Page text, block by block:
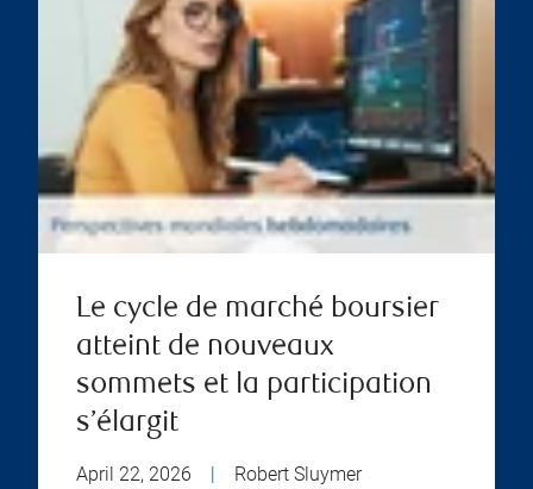
Le cycle de marché boursier
atteint de nouveaux
sommets et la participation
s’élargit
April 22, 2026 | Robert Sluymer